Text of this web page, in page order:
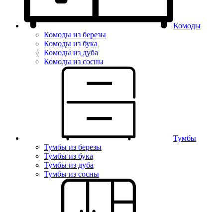
Комоды
Комоды из березы
Комоды из бука
Комоды из дуба
Комоды из сосны
Тумбы
Тумбы из березы
Тумбы из бука
Тумбы из дуба
Тумбы из сосны